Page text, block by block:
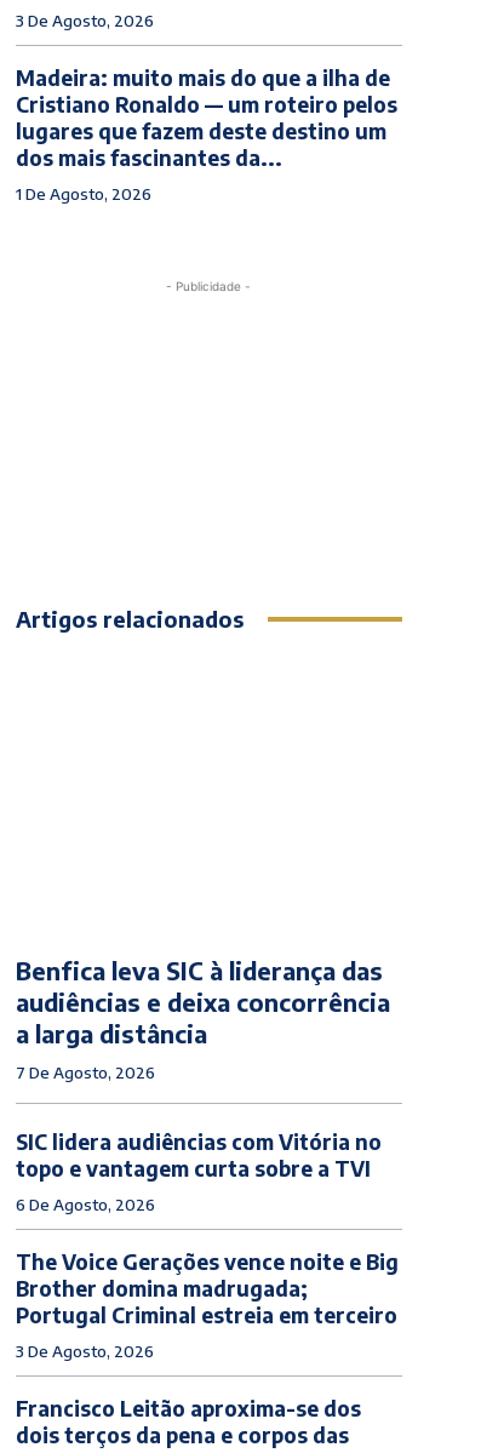
3 De Agosto, 2026
Madeira: muito mais do que a ilha de
Cristiano Ronaldo — um roteiro pelos
lugares que fazem deste destino um
dos mais fascinantes da...
1 De Agosto, 2026
- Publicidade -
Artigos relacionados
Benfica leva SIC à liderança das
audiências e deixa concorrência
a larga distância
7 De Agosto, 2026
SIC lidera audiências com Vitória no
topo e vantagem curta sobre a TVI
6 De Agosto, 2026
The Voice Gerações vence noite e Big
Brother domina madrugada;
Portugal Criminal estreia em terceiro
3 De Agosto, 2026
Francisco Leitão aproxima-se dos
dois terços da pena e corpos das